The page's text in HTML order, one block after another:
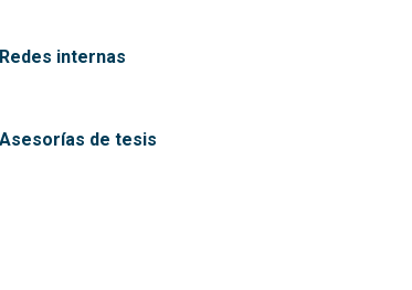
Redes internas
Asesorías de tesis